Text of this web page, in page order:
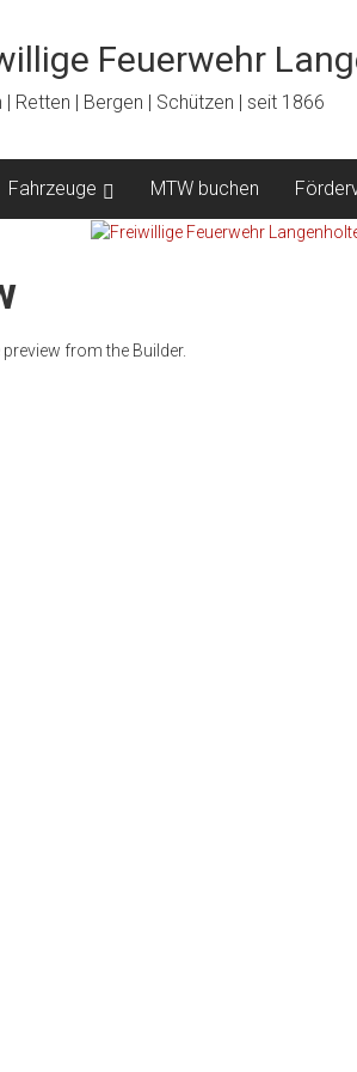
Feuerwehr
| Retten | Bergen | Schützen | seit 1866
Fahrzeuge MTW buchen
from the Builder.